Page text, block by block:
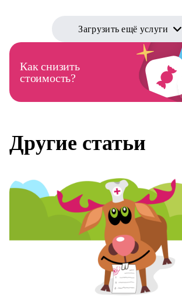
Загрузить ещё услуги
Как снизить
стоимость?
Другие статьи